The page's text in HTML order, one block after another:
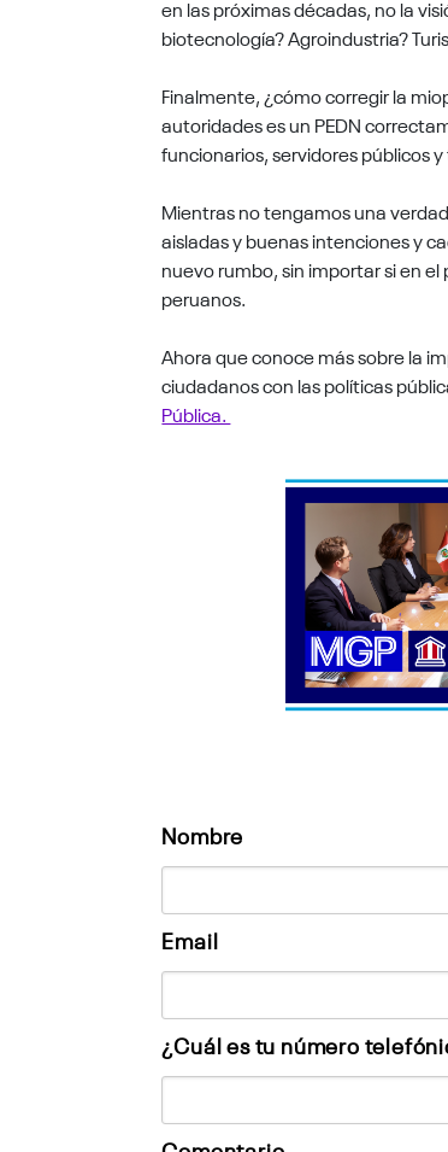
en las próximas décadas, no la
biotecnología? Agroindustria?
Finalmente, ¿cómo corregir la
autoridades es un PEDN
funcionarios, servidores públicos
Mientras no tengamos una
aisladas y buenas intenciones y
nuevo rumbo, sin importar si en
peruanos.
Ahora que conoce más sobre la
ciudadanos con las políticas
Pública.
Nombre
Email
¿Cuál es tu número